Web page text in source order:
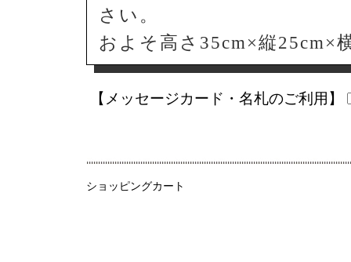
さい。
およそ高さ35cm×縦25cm×
【メッセージカード・名札のご利用】
ショッピングカート